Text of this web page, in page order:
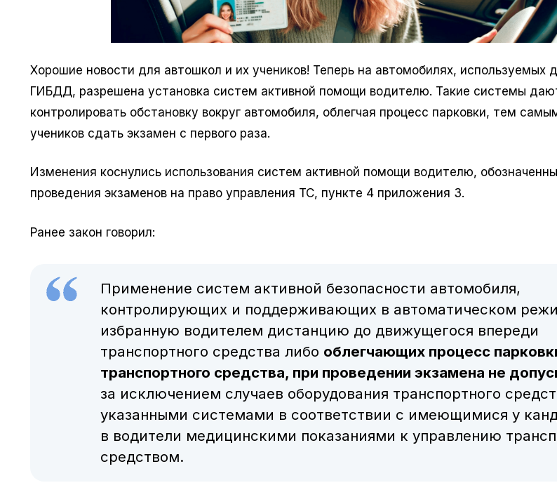
Хорошие новости для автошкол и их учеников! Теперь на автомобилях, используемых
ГИБДД, разрешена установка систем активной помощи водителю. Такие системы
контролировать обстановку вокруг автомобиля, облегчая процесс парковки, тем
учеников сдать экзамен с первого раза.
Изменения коснулись использования систем активной помощи водителю,
проведения экзаменов на право управления ТС, пункте 4 приложения 3.
Ранее закон говорил:
Применение систем активной безопасности автомобиля,
контролирующих и поддерживающих в автоматическом
избранную водителем дистанцию до движущегося впереди
транспортного средства либо облегчающих процесс
транспортного средства, при проведении экзамена не
за исключением случаев оборудования транспортного
указанными системами в соответствии с имеющимися у
в водители медицинскими показаниями к управлению
средством.